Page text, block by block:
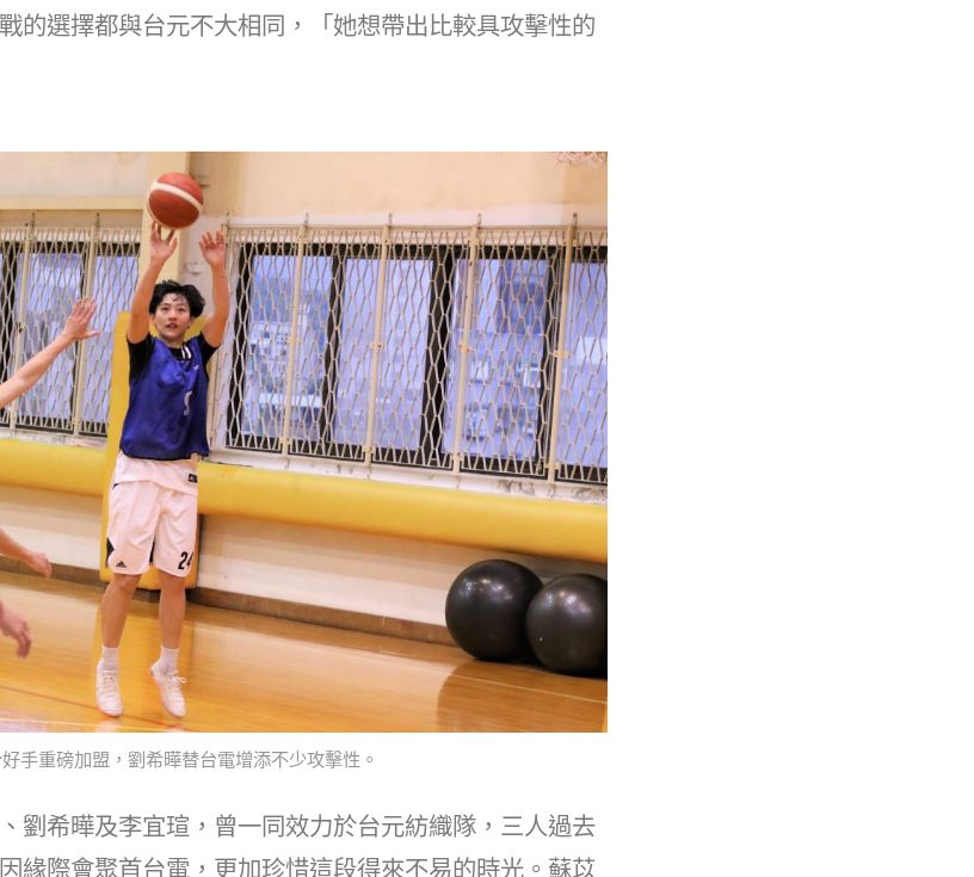
的選擇都與台元不大相同，「她想帶出比較具攻擊性的
手重磅加盟，劉希曄替台電增添不少攻擊性。
劉希曄及李宜瑄，曾一同效力於台元紡織隊，三人過去
緣際會聚首台電，更加珍惜這段得來不易的時光。蘇苡